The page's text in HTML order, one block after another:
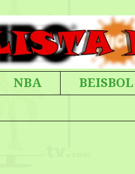
NBA BEISBOL